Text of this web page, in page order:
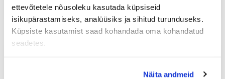
ettevõtetele nõusoleku kasutada küpsiseid
isikupärastamiseks, analüüsiks ja sihitud turunduseks.
Küpsiste kasutamist saad kohandada oma kohandatud
seadetes.
Näita andmeid
Loe lisaks »